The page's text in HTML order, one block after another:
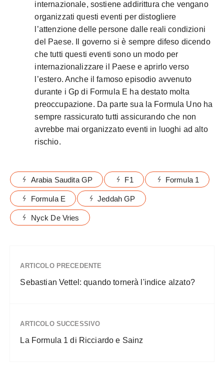
internazionale, sostiene addirittura che vengano
organizzati questi eventi per distogliere
l’attenzione delle persone dalle reali condizioni
del Paese. Il governo si è sempre difeso dicendo
che tutti questi eventi sono un modo per
internazionalizzare il Paese e aprirlo verso
l’estero. Anche il famoso episodio avvenuto
durante i Gp di Formula E ha destato molta
preoccupazione. Da parte sua la Formula Uno ha
sempre rassicurato tutti assicurando che non
avrebbe mai organizzato eventi in luoghi ad alto
rischio.
Arabia Saudita GP F1 Formula 1
Formula E Jeddah GP
Nyck De Vries
ARTICOLO PRECEDENTE
Sebastian Vettel: quando tornerà l'indice alzato?
ARTICOLO SUCCESSIVO
La Formula 1 di Ricciardo e Sainz